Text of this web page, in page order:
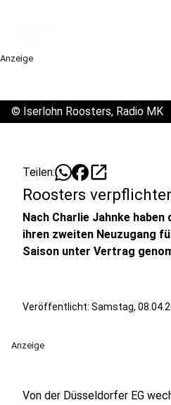
Anzeige
© Iserlohn Roosters, Radio MK
Teilen: open_in_new
Roosters
Nach Charlie Jahnke
ihren zweiten Neuzugang
Saison unter Vertrag
Veröffentlicht: Samstag,
Anzeige
Von der Düsseldorfer EG